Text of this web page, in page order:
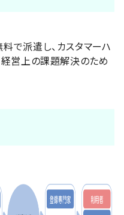
で派遣し、カスタマーハ
経営上の課題解決のため